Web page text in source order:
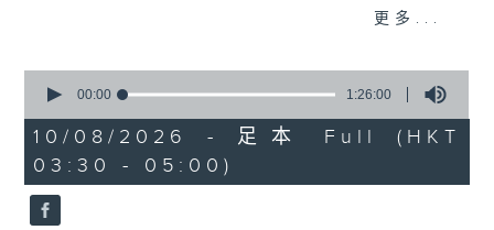
男子
更多...
seconds
1
hour,
26
minutes,
0
seconds
00:00 1:26:00
10/08/2026 - 足本 Full (HKT
03:30 - 05:00)